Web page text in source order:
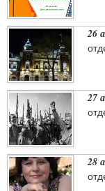
26
27
28